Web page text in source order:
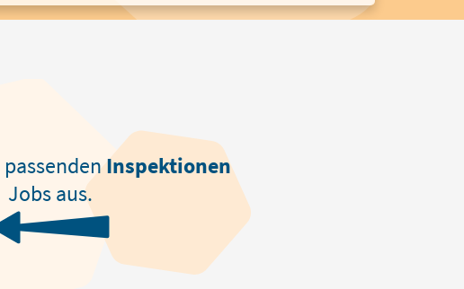
passenden Inspektionen
Jobs aus.